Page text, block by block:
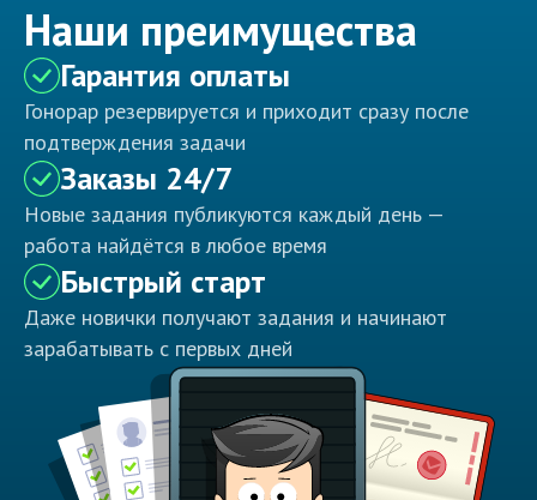
Наши преимущества
Гарантия оплаты
Гонорар резервируется и приходит сразу после
подтверждения задачи
Заказы 24/7
Новые задания публикуются каждый день —
работа найдётся в любое время
Быстрый старт
Даже новички получают задания и начинают
зарабатывать с первых дней